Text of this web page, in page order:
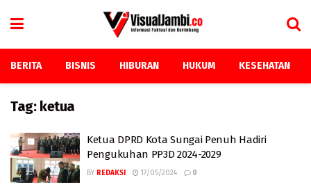
BERITA BISNIS HIBURAN HUKUM KESEHATAN
Tag: ketua
Ketua DPRD Kota Sungai Penuh Hadiri
Pengukuhan PP3D 2024-2029
BY REDAKSI 17/05/2024 0